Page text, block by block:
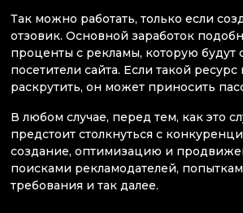
Так можно работать, только если
отзовик. Основной заработок
проценты с рекламы, которую будут
посетители сайта. Если такой ресурс
раскрутить, он может приносить
В любом случае, перед тем, как это
предстоит столкнуться с
создание, оптимизацию и
поисками рекламодателей,
требования и так далее.